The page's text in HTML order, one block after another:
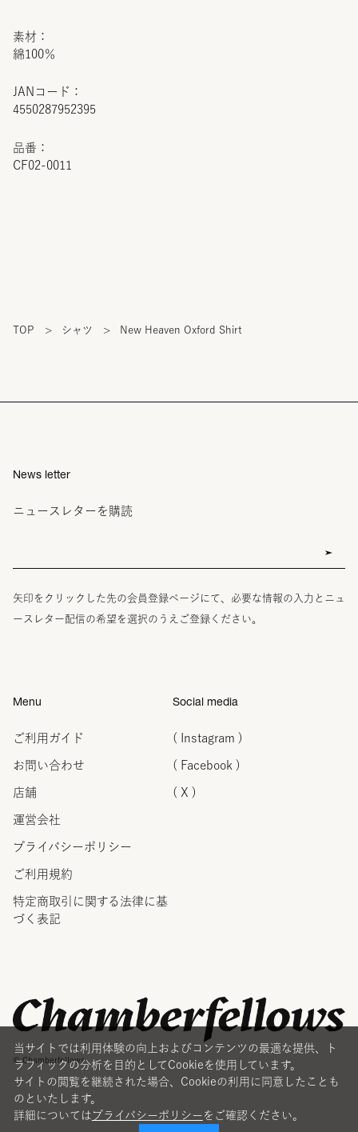
JANコード：
4550287952395
品番：
CF02-0011
素材：
綿100％
TOP > シャツ > New Heaven Oxford Shirt
News letter
ニュースレターを購読
矢印をクリックした先の会員登録ページにて、必要な情報の入力とニュ
ースレター配信の希望を選択のうえご登録ください。
Menu
ご利用ガイド
お問い合わせ
店舗
運営会社
プライバシーポリシー
ご利用規約
特定商取引に関する法律に 基
づく表記
Social media
( Instagram )
( Facebook )
( X )
© Chamberfellows
当サイトでは利用体験の向上およびコンテンツの最適な提供、ト
ラフィックの分析を目的としてCookieを使用しています。
サイトの閲覧を継続された場合、Cookieの利用に同意したことも
のといたします。
詳細については プライバシーポリシー をご確認ください。